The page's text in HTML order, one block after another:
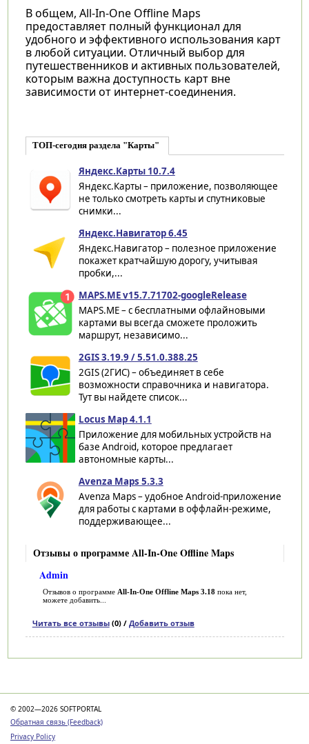
В общем, All-In-One Offline Maps
предоставляет полный функционал для
удобного и эффективного использования карт
в любой ситуации. Отличный выбор для
путешественников и активных пользователей,
которым важна доступность карт вне
зависимости от интернет-соединения.
ТОП-сегодня раздела "Карты"
Яндекс.Карты 10.7.4
Яндекс.Карты – приложение, позволяющее
не только смотреть карты и спутниковые
снимки...
Яндекс.Навигатор 6.45
Яндекс.Навигатор – полезное приложение
покажет кратчайшую дорогу, учитывая
пробки,...
MAPS.ME v15.7.71702-googleRelease
MAPS.ME – с бесплатными офлайновыми
картами вы всегда сможете проложить
маршрут, независимо...
2GIS 3.19.9 / 5.51.0.388.25
2GIS (2ГИС) – объединяет в себе
возможности справочника и навигатора.
Тут вы найдете список...
Locus Map 4.1.1
Приложение для мобильных устройств на
базе Android, которое предлагает
автономные карты...
Avenza Maps 5.3.3
Avenza Maps – удобное Android-приложение
для работы с картами в оффлайн-режиме,
поддерживающее...
Отзывы о программе All-In-One Offline Maps
Admin
Отзывов о программе All-In-One Offline Maps 3.18пока нет,
можете добавить...
Читать все отзывы(0) / Добавить отзыв
© 2002—2026 SOFTPORTAL
Обратная связь (Feedback)
Privacy Policy